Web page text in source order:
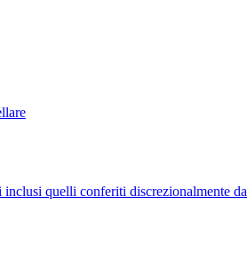
quelli conferiti discrezionalmente